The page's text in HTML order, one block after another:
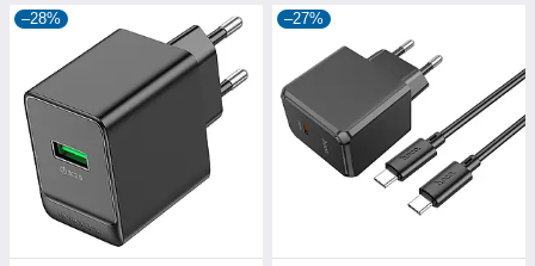
–28% –27%